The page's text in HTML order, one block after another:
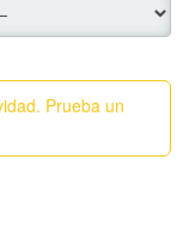
Prueba un